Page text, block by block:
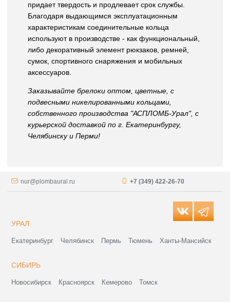
придает твердость и продлевает срок службы.
Благодаря выдающимся эксплуатационным
характеристикам соединительные кольца
используют в производстве - как функциональный,
либо декоративный элемент рюкзаков, ремней,
сумок, спортивного снаряжения и мобильных
аксессуаров.
Заказывайте брелоки оптом, цветные, с
подвесными никелированными кольцами,
собственного производства "АСПЛОМБ-Урал", с
курьерской доставкой по г. Екатеринбургу,
Челябинску и Перми!
nur@plombaural.ru +7 (349) 422-26-70
УРАЛ
Екатеринбург Челябинск Пермь Тюмень Ханты-Мансийск
СИБИРЬ
Новосибирск Красноярск Кемерово Томск